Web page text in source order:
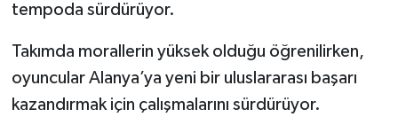
tempoda sürdürüyor.
Takımda morallerin yüksek olduğu öğrenilirken,
oyuncular Alanya’ya yeni bir uluslararası başarı
kazandırmak için çalışmalarını sürdürüyor.